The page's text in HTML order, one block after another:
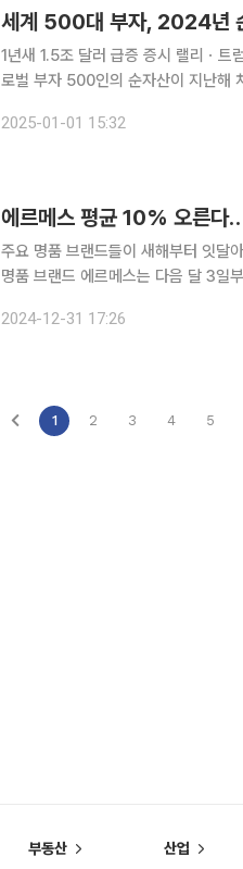
세계 500대 부자, 2024년
1년새 1.5조 달러 급증 증시 랠리ㆍ트
로벌 부자 500인의 순자산이 지난해
순자산은 전날 증시 마감가 기준으로
2025-01-01 15:32
에르메스 평균 10% 오른다
주요 명품 브랜드들이 새해부터 잇달아 제품 가격 인상
명품 브랜드 에르메스는 다음 달 3일
의 루이비통과 샤넬, 구찌, 프라다 등
2024-12-31 17:26
1 2 3 4 5
부동산 산업